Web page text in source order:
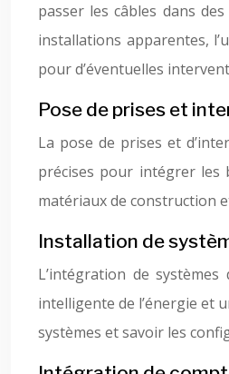
passer les câbles dans
installations apparentes,
pour d’éventuelles
Pose de prises et
La pose de prises et
précises pour intégrer les
matériaux de construction
Installation de
L’intégration de
intelligente de l’énergie et
systèmes et savoir les